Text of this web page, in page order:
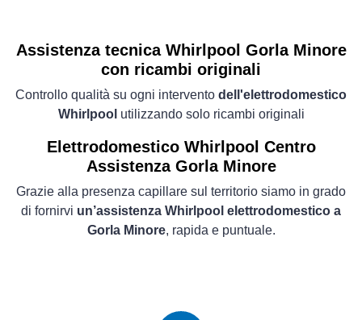
Assistenza tecnica Whirlpool Gorla Minore
con ricambi originali
Controllo qualità su ogni intervento dell'elettrodomestico
Whirlpool utilizzando solo ricambi originali
ElettrodomesticoWhirlpool Centro
Assistenza Gorla Minore
Grazie alla presenza capillare sul territorio siamo in grado
di fornirvi un’assistenza Whirlpool elettrodomestico a
Gorla Minore, rapida e puntuale.